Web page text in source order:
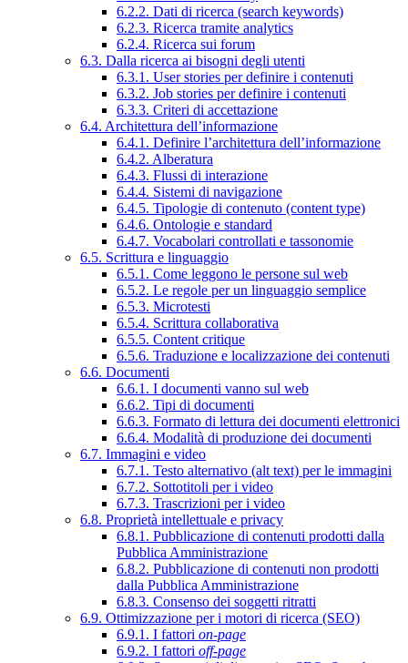
6.2.2. Dati di ricerca (search keywords)
6.2.3. Ricerca tramite analytics
6.2.4. Ricerca sui forum
6.3. Dalla ricerca ai bisogni degli utenti
6.3.1. User stories per definire i contenuti
6.3.2. Job stories per definire i contenuti
6.3.3. Criteri di accettazione
6.4. Architettura dell’informazione
6.4.1. Definire l’architettura dell’informazione
6.4.2. Alberatura
6.4.3. Flussi di interazione
6.4.4. Sistemi di navigazione
6.4.5. Tipologie di contenuto (content type)
6.4.6. Ontologie e standard
6.4.7. Vocabolari controllati e tassonomie
6.5. Scrittura e linguaggio
6.5.1. Come leggono le persone sul web
6.5.2. Le regole per un linguaggio semplice
6.5.3. Microtesti
6.5.4. Scrittura collaborativa
6.5.5. Content critique
6.5.6. Traduzione e localizzazione dei contenuti
6.6. Documenti
6.6.1. I documenti vanno sul web
6.6.2. Tipi di documenti
6.6.3. Formato di lettura dei documenti elettronici
6.6.4. Modalità di produzione dei documenti
6.7. Immagini e video
6.7.1. Testo alternativo (alt text) per le immagini
6.7.2. Sottotitoli per i video
6.7.3. Trascrizioni per i video
6.8. Proprietà intellettuale e privacy
6.8.1. Pubblicazione di contenuti prodotti dalla
Pubblica Amministrazione
6.8.2. Pubblicazione di contenuti non prodotti
dalla Pubblica Amministrazione
6.8.3. Consenso dei soggetti ritratti
6.9. Ottimizzazione per i motori di ricerca (SEO)
6.9.1. I fattori on-page
6.9.2. I fattori off-page